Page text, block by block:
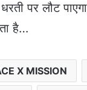
पर लौट
है…
X MISSION